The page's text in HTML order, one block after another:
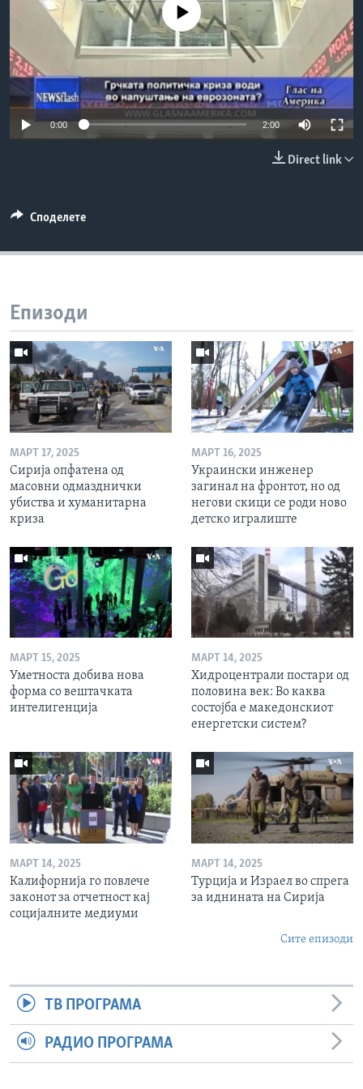
ИНТЕРВЈУА
Јазици
No media source currently available
0:00 2:00
Direct link
Споделете
Епизоди
МАРТ 17, 2025
Сирија опфатена од
масовни одмазднички
убиства и хуманитарна
криза
МАРТ 16, 2025
Украински инженер
загинал на фронтот, но од
негови скици се роди ново
детско игралиште
МАРТ 15, 2025
Уметноста добива нова
форма со вештачката
интелигенција
МАРТ 14, 2025
Хидроцентрали постари од
половина век: Во каква
состојба е македонскиот
енергетски систем?
МАРТ 14, 2025
Калифорнија го повлече
законот за отчетност кај
социјалните медиуми
МАРТ 14, 2025
Турција и Израел во спрега
за иднината на Сирија
Сите епизоди
ТВ ПРОГРАМА
РАДИО ПРОГРАМА